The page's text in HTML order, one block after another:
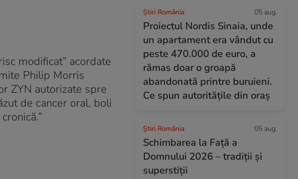
modificat” acordate
Philip Morris
ZYN autorizate spre
de cancer oral, boli
Știri România 05 aug.
Proiectul Nordis Sinaia, unde
un apartament era vândut cu
peste 470.000 de euro, a
rămas doar o groapă
abandonată printre buruieni.
Ce spun autoritățile din oraș
Știri România 05 aug.
Schimbarea la Față a
Domnului 2026 – tradiții și
superstiții